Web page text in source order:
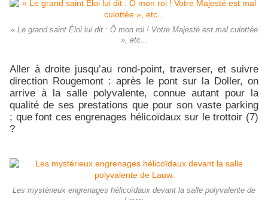
« Le grand saint Éloi lui dit : Ô mon roi ! Votre Majesté est mal culottée
», etc...
Aller à droite jusqu’au rond-point, traverser, et suivre
direction Rougemont : après le pont sur la Doller, on
arrive à la salle polyvalente, connue autant pour la
qualité de ses prestations que pour son vaste parking
; que font ces engrenages hélicoïdaux sur le trottoir (7)
?
Les mystérieux engrenages hélicoïdaux devant la salle polyvalente de